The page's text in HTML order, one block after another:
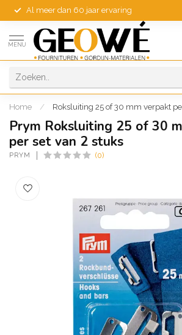
Al meer dan 60 jaar ervaring
MENU
Home / Roksluiting 25 of 30 mm verpakt
Prym Roksluiting 25 of 30
per set van 2 stuks
PRYM (0)